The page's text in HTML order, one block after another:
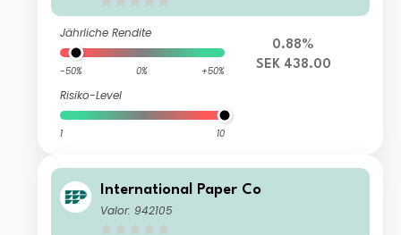
Jährliche Rendite
-50% 0% +50%
Risiko-Level
1 10
0.88%
SEK 438.00
International Paper Co
Valor: 942105